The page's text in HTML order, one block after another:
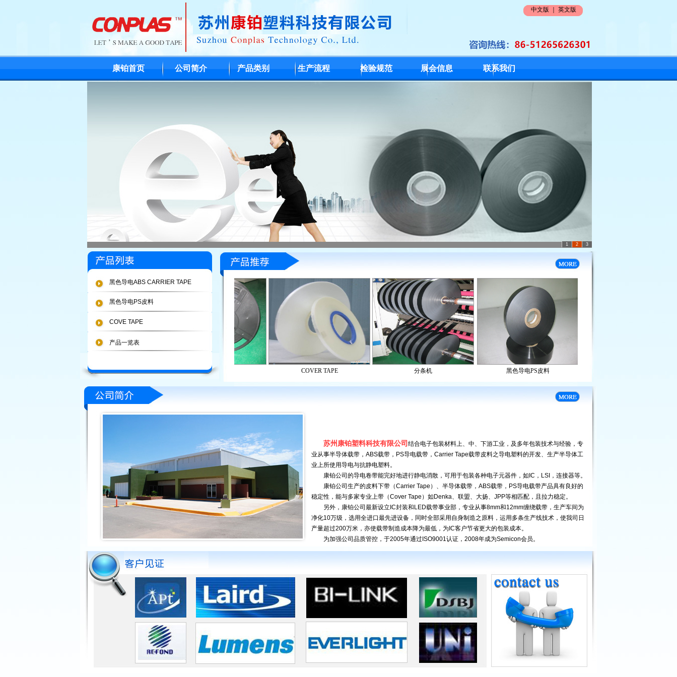
中文版 英文版
康铂首页 公司简介 产品类别 生产流程 检验规范 展会信息 联系我们
1 2 3
黑色导电ABS CARRIER TAPE
黑色导电PS皮料
COVE TAPE
产品一览表
苏州康铂塑料科技有限公司 结合电子包装材料上、中、下游工业，及多年包装技术与经验，专
业从事半导体载带，ABS载带，PS导电载带，Carrier Tape载带皮料之导电塑料的开发、生产半导体工
业上所使用导电与抗静电塑料。
康铂公司的导电卷带能完好地进行静电消散，可用于包装各种电子元器件，如IC，LSI，连接器等。
康铂公司生产的皮料下带（Carrier Tape）、半导体载带，ABS载带，PS导电载带产品具有良好的
稳定性，能与多家专业上带（Cover Tape）如Denka、联盟、大扬、JPP等相匹配，且拉力稳定。
另外，康铂公司最新设立IC封装和LED载带事业部，专业从事8mm和12mm缠绕载带，生产车间为
净化10万级，选用全进口最先进设备，同时全部采用自身制造之原料，运用多条生产线技术，使我司日
产量超过200万米，亦使载带制造成本降为最低，为IC客户节省更大的包装成本。
为加强公司品质管控，于2005年通过ISO9001认证，2008年成为Semicon会员。